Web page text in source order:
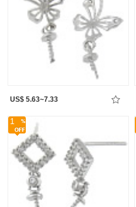
US$ 5.63~7.33
1